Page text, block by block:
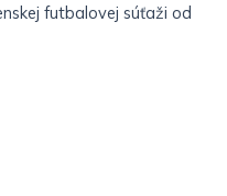
futbalovej súťaži od